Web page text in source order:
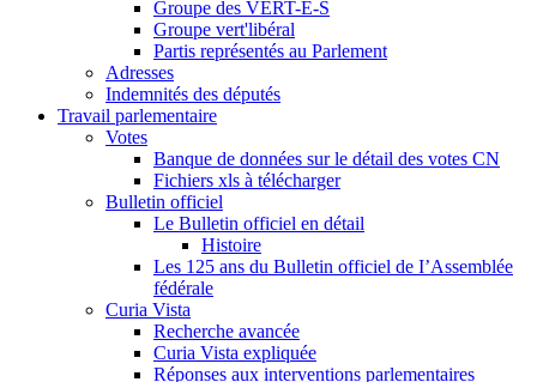
Groupe des VERT-E-S
Groupe vert'libéral
Partis représentés au Parlement
Adresses
Indemnités des députés
Travail parlementaire
Votes
Banque de données sur le détail des votes CN
Fichiers xls à télécharger
Bulletin officiel
Le Bulletin officiel en détail
Histoire
Les 125 ans du Bulletin officiel de I’Assemblée
fédérale
Curia Vista
Recherche avancée
Curia Vista expliquée
Réponses aux interventions parlementaires